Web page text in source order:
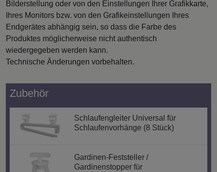
Bilderstellung oder von den Einstellungen Ihrer Grafikkarte,
Ihres Monitors bzw. von den Grafikeinstellungen Ihres
Endgerätes abhängig sein, so dass die Farbe des
Produktes möglicherweise nicht authentisch
wiedergegeben werden kann.
Technische Änderungen vorbehalten.
Zubehör
Schlaufengleiter Universal für
Schlaufenvorhänge (8 Stück)
Gardinen-Feststeller /
Gardinenstopper für